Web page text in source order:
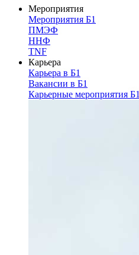
Мероприятия
Мероприятия Б1
ПМЭФ
ННФ
TNF
Карьера
Карьера в Б1
Вакансии в Б1
Карьерные мероприятия Б1